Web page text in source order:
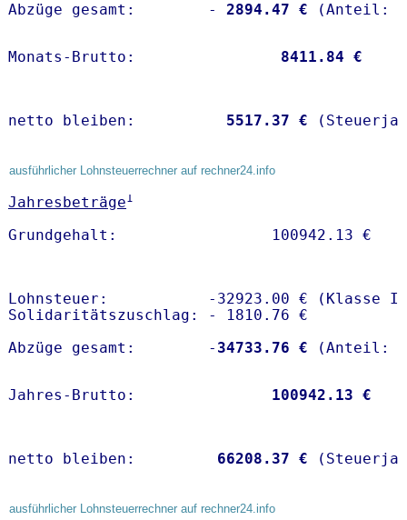
Abzüge gesamt:        -
2894.47 €
Monats-Brutto: 8411.84 €
netto bleiben: 5517.37 €
ausführlicher Lohnsteuerrechner auf rechner24.info
Jahresbeträge1
Lohnsteuer:           -32923.00 € (Klasse I)
Solidaritätszuschlag: - 1810.76 €
Abzüge gesamt:        - 34733.76 €
Jahres-Brutto: 100942.13 €
netto bleiben: 66208.37 €
ausführlicher Lohnsteuerrechner auf rechner24.info